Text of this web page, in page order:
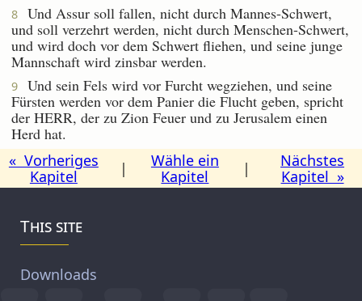
8
Und Assur soll fallen, nicht durch Mannes-Schwert,
und soll verzehrt werden, nicht durch Menschen-Schwert,
und wird doch vor dem Schwert fliehen, und seine junge
Mannschaft wird zinsbar werden.
9
Und sein Fels wird vor Furcht wegziehen, und seine
Fürsten werden vor dem Panier die Flucht geben, spricht
der HERR, der zu Zion Feuer und zu Jerusalem einen
Herd hat.
« Vorheriges
Kapitel
|
Wähle ein
Kapitel
|
Nächstes
Kapitel »
This site
Downloads